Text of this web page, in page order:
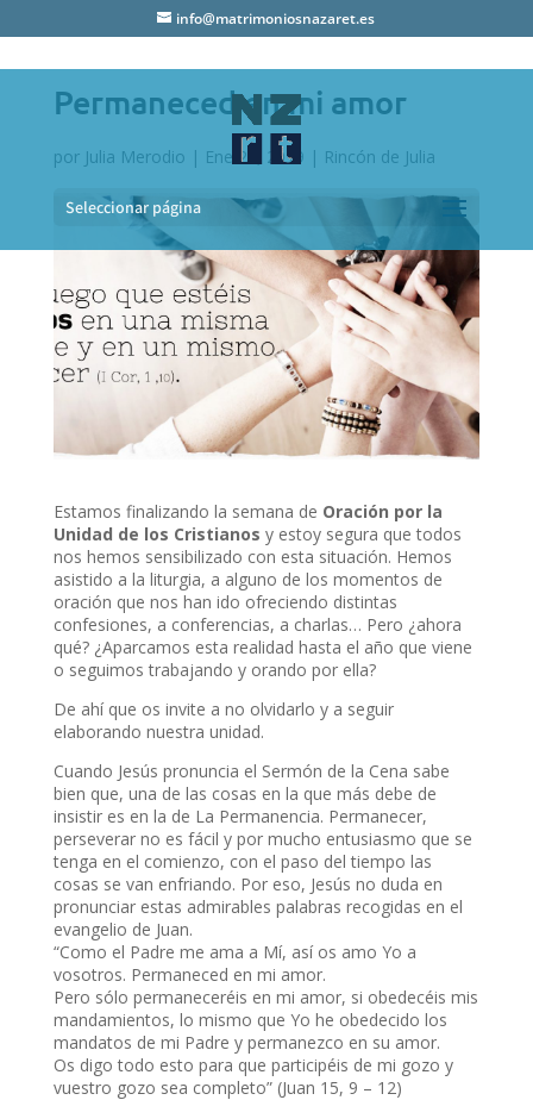
info@matrimoniosnazaret.es
Seleccionar página
Permaneced en mi amor
por Julia Merodio | Ene 25, 2019 | Rincón de Julia
Estamos finalizando la semana de Oración por la
Unidad de los Cristianos y estoy segura que todos
nos hemos sensibilizado con esta situación. Hemos
asistido a la liturgia, a alguno de los momentos de
oración que nos han ido ofreciendo distintas
confesiones, a conferencias, a charlas… Pero ¿ahora
qué? ¿Aparcamos esta realidad hasta el año que viene
o seguimos trabajando y orando por ella?
De ahí que os invite a no olvidarlo y a seguir
elaborando nuestra unidad.
Cuando Jesús pronuncia el Sermón de la Cena sabe
bien que, una de las cosas en la que más debe de
insistir es en la de La Permanencia. Permanecer,
perseverar no es fácil y por mucho entusiasmo que se
tenga en el comienzo, con el paso del tiempo las
cosas se van enfriando. Por eso, Jesús no duda en
pronunciar estas admirables palabras recogidas en el
evangelio de Juan.
“Como el Padre me ama a Mí, así os amo Yo a
vosotros. Permaneced en mi amor.
Pero sólo permaneceréis en mi amor, si obedecéis mis
mandamientos, lo mismo que Yo he obedecido los
mandatos de mi Padre y permanezco en su amor.
Os digo todo esto para que participéis de mi gozo y
vuestro gozo sea completo” (Juan 15, 9 – 12)